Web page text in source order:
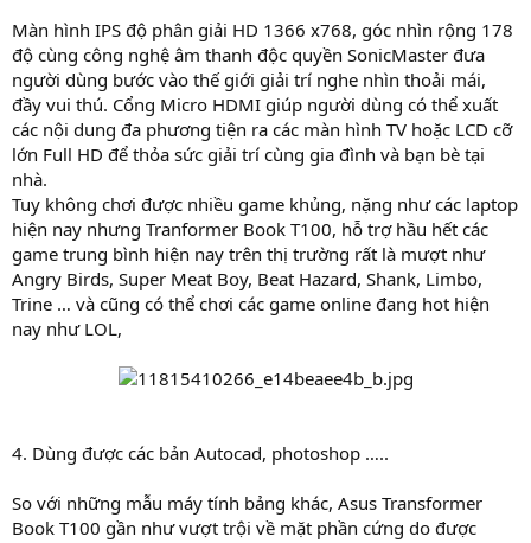
Màn hình IPS độ phân giải HD 1366 x768, góc nhìn rộng 178
độ cùng công nghệ âm thanh độc quyền SonicMaster đưa
người dùng bước vào thế giới giải trí nghe nhìn thoải mái,
đầy vui thú. Cổng Micro HDMI giúp người dùng có thể xuất
các nội dung đa phương tiện ra các màn hình TV hoặc LCD cỡ
lớn Full HD để thỏa sức giải trí cùng gia đình và bạn bè tại
nhà.
Tuy không chơi được nhiều game khủng, nặng như các laptop
hiện nay nhưng Tranformer Book T100, hỗ trợ hầu hết các
game trung bình hiện nay trên thị trường rất là mượt như
Angry Birds, Super Meat Boy, Beat Hazard, Shank, Limbo,
Trine … và cũng có thể chơi các game online đang hot hiện
nay như LOL,
4. Dùng được các bản Autocad, photoshop …..
So với những mẫu máy tính bảng khác, Asus Transformer
Book T100 gần như vượt trội về mặt phần cứng do được